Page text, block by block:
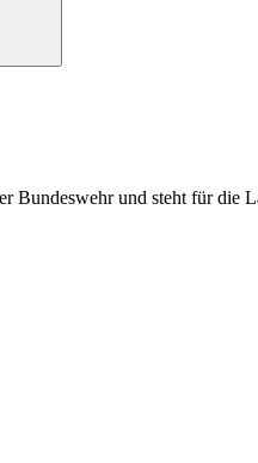
Bundeswehr und steht für die